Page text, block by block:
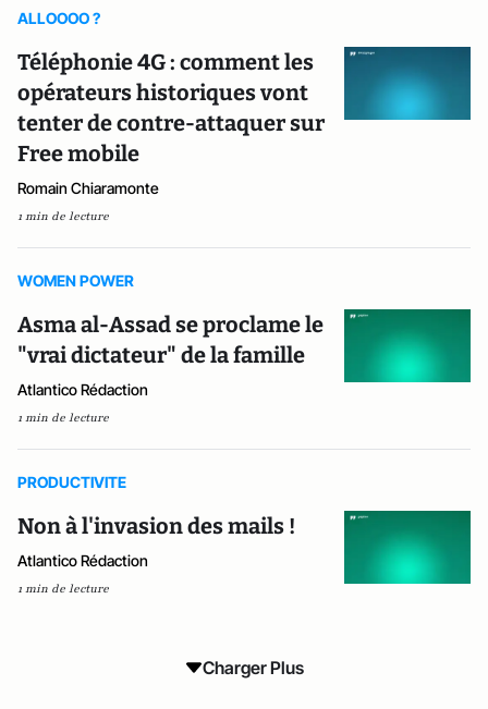
ALLOOOO ?
Téléphonie 4G : comment les
opérateurs historiques vont
tenter de contre-attaquer sur
Free mobile
Romain Chiaramonte
1 min de lecture
WOMEN POWER
Asma al-Assad se proclame le
"vrai dictateur" de la famille
Atlantico Rédaction
1 min de lecture
PRODUCTIVITE
Non à l'invasion des mails !
Atlantico Rédaction
1 min de lecture
Charger Plus